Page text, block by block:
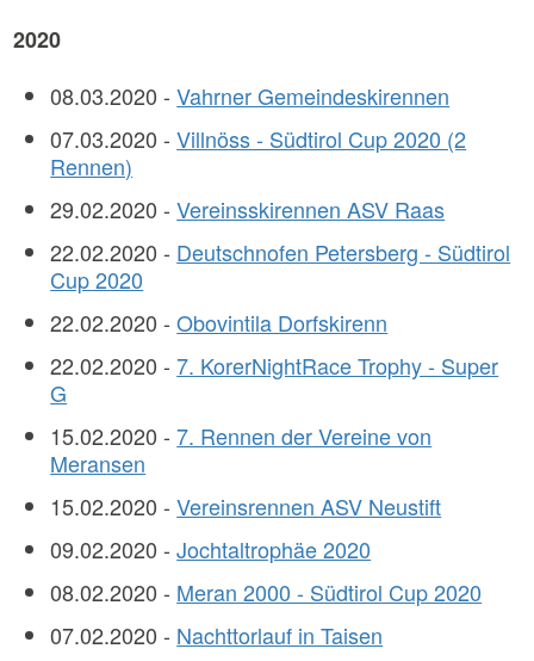
2020
08.03.2020 -Vahrner Gemeindeskirennen
07.03.2020 -Villnöss - Südtirol Cup 2020 (2
Rennen)
29.02.2020 -Vereinsskirennen ASV Raas
22.02.2020 - Deutschnofen Petersberg - Südtirol
Cup 2020
22.02.2020 -Obovintila Dorfskirenn
22.02.2020 -7. KorerNightRace Trophy - Super
G
15.02.2020 -7. Rennen der Vereine von
Meransen
15.02.2020 -Vereinsrennen ASV Neustift
09.02.2020 -Jochtaltrophäe 2020
08.02.2020 - Meran 2000 - Südtirol Cup 2020
07.02.2020 - Nachttorlauf in Taisen